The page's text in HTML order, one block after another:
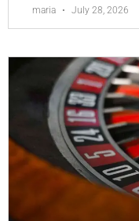
maria July 28, 2026